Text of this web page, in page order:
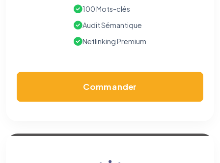
100 Mots-clés
Audit Sémantique
Netlinking Premium
Commander